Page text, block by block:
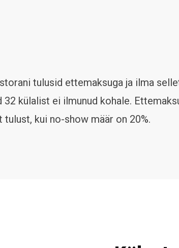
tulusid ettemaksuga ja ilma
külalist ei ilmunud kohale.
kui no-show määr on 20%.